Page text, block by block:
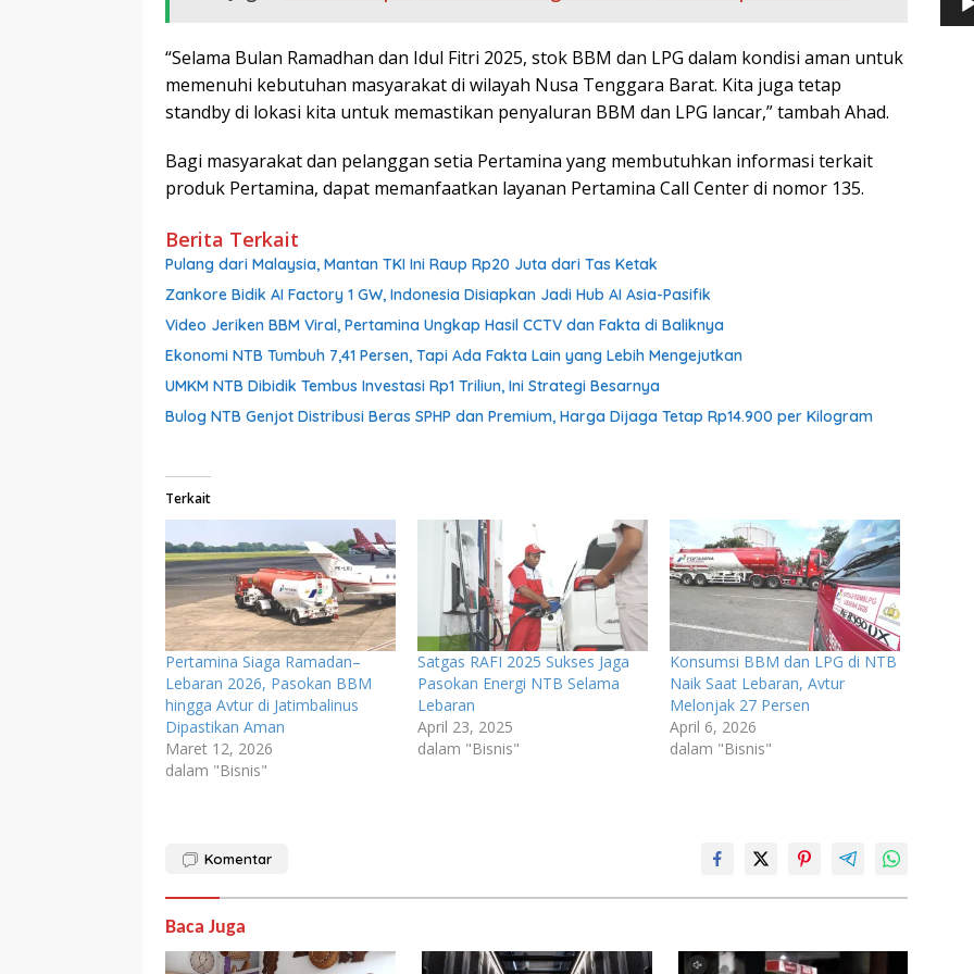
“Selama Bulan Ramadhan dan Idul Fitri 2025, stok BBM dan LPG dalam kondisi aman untuk
memenuhi kebutuhan masyarakat di wilayah Nusa Tenggara Barat. Kita juga tetap
standby di lokasi kita untuk memastikan penyaluran BBM dan LPG lancar,” tambah Ahad.
Bagi masyarakat dan pelanggan setia Pertamina yang membutuhkan informasi terkait
produk Pertamina, dapat memanfaatkan layanan Pertamina Call Center di nomor 135.
Berita Terkait
Pulang dari Malaysia, Mantan TKI Ini Raup Rp20 Juta dari Tas Ketak
Zankore Bidik AI Factory 1 GW, Indonesia Disiapkan Jadi Hub AI Asia-Pasifik
Video Jeriken BBM Viral, Pertamina Ungkap Hasil CCTV dan Fakta di Baliknya
Ekonomi NTB Tumbuh 7,41 Persen, Tapi Ada Fakta Lain yang Lebih Mengejutkan
UMKM NTB Dibidik Tembus Investasi Rp1 Triliun, Ini Strategi Besarnya
Bulog NTB Genjot Distribusi Beras SPHP dan Premium, Harga Dijaga Tetap Rp14.900 per Kilogram
Terkait
Pertamina Siaga Ramadan–
Lebaran 2026, Pasokan BBM
hingga Avtur di Jatimbalinus
Dipastikan Aman
Maret 12, 2026
dalam "Bisnis"
Satgas RAFI 2025 Sukses Jaga
Pasokan Energi NTB Selama
Lebaran
April 23, 2025
dalam "Bisnis"
Konsumsi BBM dan LPG di NTB
Naik Saat Lebaran, Avtur
Melonjak 27 Persen
April 6, 2026
dalam "Bisnis"
Komentar
Baca Juga